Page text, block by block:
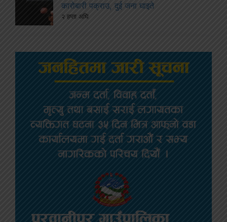
कारोबारी पक्राउ, दुई जना घाइते
२ हप्ता अघि